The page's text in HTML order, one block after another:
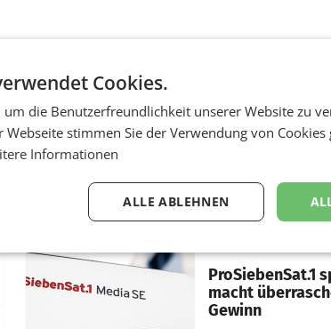
ProSiebenSat.1
macht
Gewinn
Cookies.
die Benutzerfreundlichkeit unserer Website zu
stimmen Sie der Verwendung von Cookies
Informationen
ALLE ABLEHNEN